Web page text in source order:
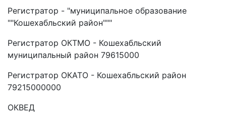
Регистратор - "муниципальное образование
""Кошехабльский район"""
Регистратор ОКТМО - Кошехабльский
муниципальный район 79615000
Регистратор ОКАТО - Кошехабльский район
79215000000
ОКВЕД